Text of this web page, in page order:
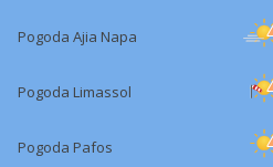
Pogoda Ajia Napa
Pogoda Limassol
Pogoda Pafos